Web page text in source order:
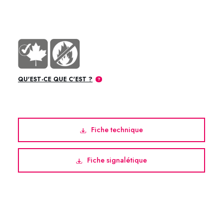
QU'EST-CE QUE C'EST ?
Fiche technique
Fiche signalétique